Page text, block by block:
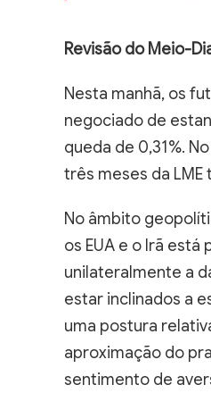
Revisão do Meio-
Nesta manhã, os
negociado de
queda de 0,31%.
três meses da
No âmbito
os EUA e o Irã
unilateralmente a
estar inclinados a
uma postura
aproximação do
sentimento de